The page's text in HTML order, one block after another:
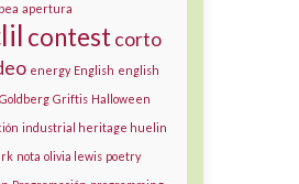
apertura
contest corto
energy English english
Goldberg Griftis Halloween
industrial heritage huelin
nota olivia lewis poetry